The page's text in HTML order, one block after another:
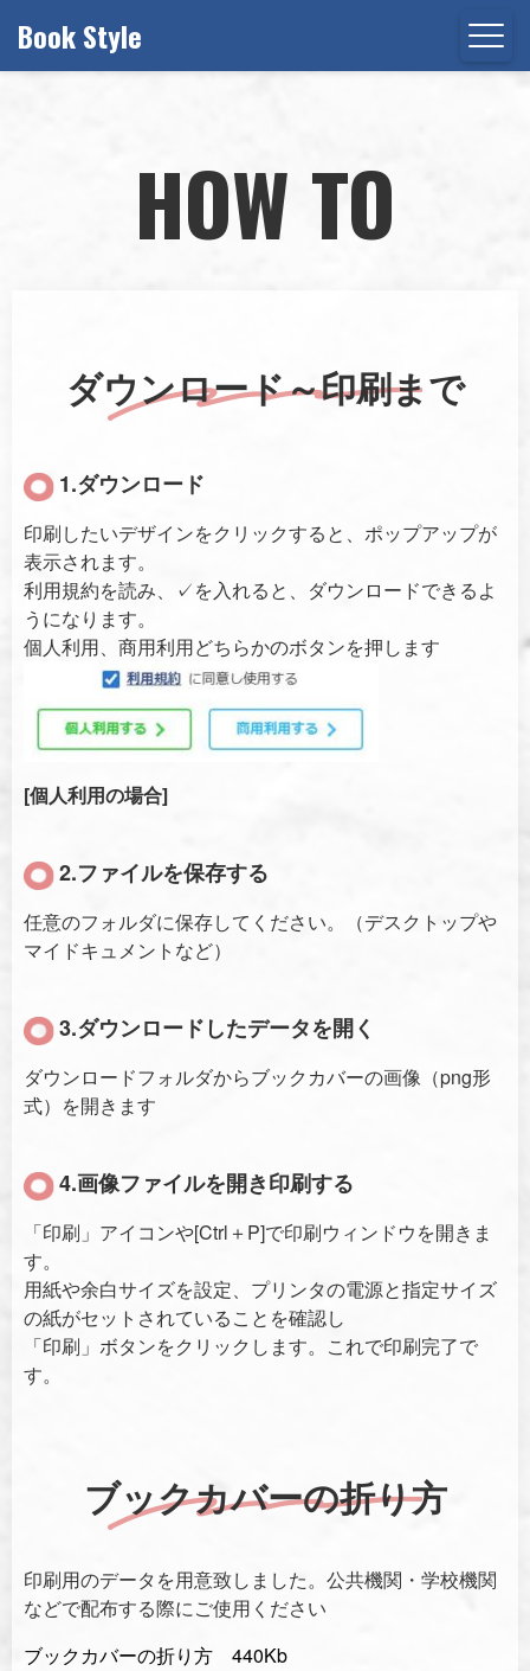
Book Style
HOW TO
ダウンロード～印刷まで
1.ダウンロード
印刷したいデザインをクリックすると、ポップアップが
表示されます。
利用規約を読み、✓を入れると、ダウンロードできるよ
うになります。
個人利用、商用利用どちらかのボタンを押します
[個人利用の場合]
2.ファイルを保存する
任意のフォルダに保存してください。（デスクトップや
マイドキュメントなど）
3.ダウンロードしたデータを開く
ダウンロードフォルダからブックカバーの画像（png形
式）を開きます
4.画像ファイルを開き印刷する
「印刷」アイコンや[Ctrl＋P]で印刷ウィンドウを開きま
す。
用紙や余白サイズを設定、プリンタの電源と指定サイズ
の紙がセットされていることを確認し
「印刷」ボタンをクリックします。これで印刷完了で
す。
ブックカバーの折り方
印刷用のデータを用意致しました。公共機関・学校機関
などで配布する際にご使用ください
ブックカバーの折り方 440Kb